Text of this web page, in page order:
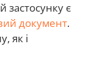
застосунку є
документ.
як і